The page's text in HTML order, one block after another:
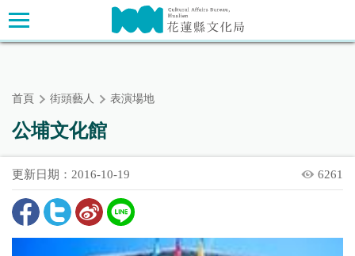
跳
到
主
主要內容區塊
首頁 街頭藝人 表演場地
公埔文化館
更新日期：2016-10-19 6261